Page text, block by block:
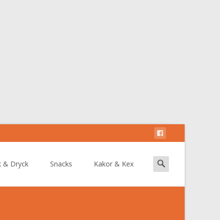
& Dryck Snacks Kakor & Kex
Search
for: